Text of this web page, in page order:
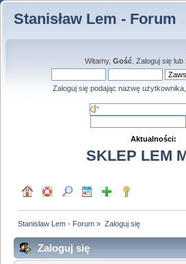
Stanisław Lem - Forum
Witamy, Gość. Zaloguj sięlub
Zaloguj się podając nazwę użytkownika,
Aktualności:
SKLEP LEM
Stanisław Lem - Forum » Zaloguj się
Zaloguj się